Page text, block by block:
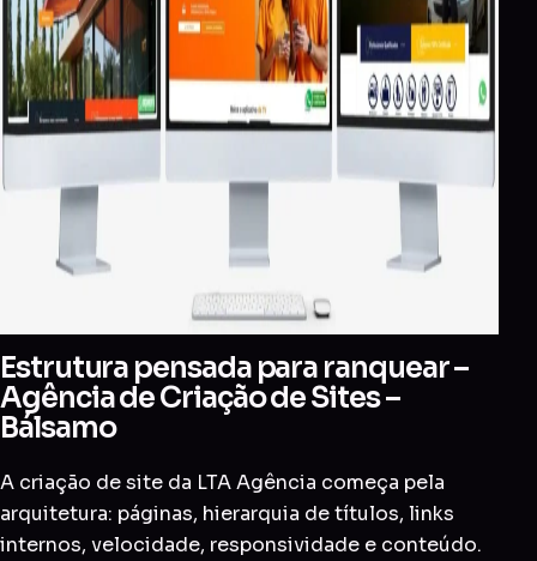
Estrutura pensada para ranquear –
Agência de Criação de Sites –
Bálsamo
A criação de site da LTA Agência começa pela
arquitetura: páginas, hierarquia de títulos, links
internos, velocidade, responsividade e conteúdo.